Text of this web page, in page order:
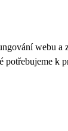
webu
potřebujeme